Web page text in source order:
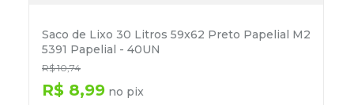
Saco de Lixo 30 Litros 59x62 Preto Papelial M2
5391 Papelial - 40UN
R$ 10,74
R$ 8,99 no pix